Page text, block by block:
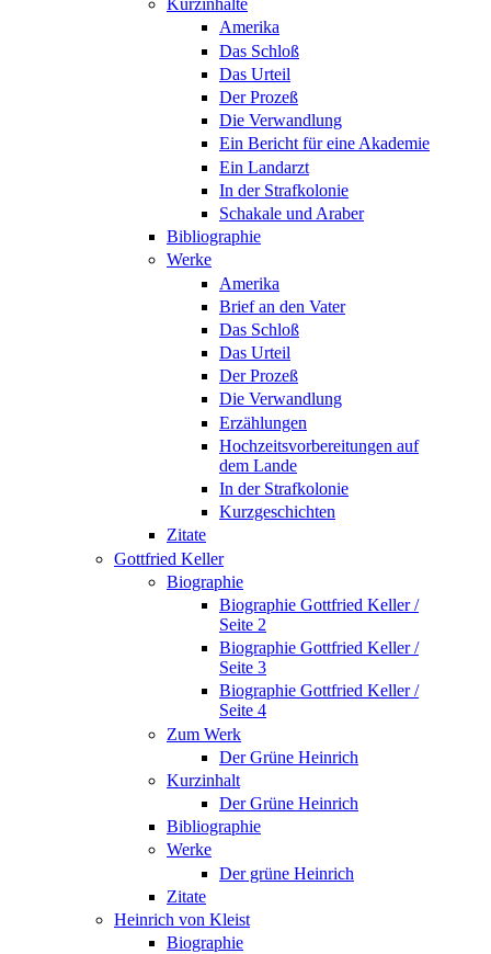
Kurzinhalte
Amerika
Das Schloß
Das Urteil
Der Prozeß
Die Verwandlung
Ein Bericht für eine Akademie
Ein Landarzt
In der Strafkolonie
Schakale und Araber
Bibliographie
Werke
Amerika
Brief an den Vater
Das Schloß
Das Urteil
Der Prozeß
Die Verwandlung
Erzählungen
Hochzeitsvorbereitungen auf
dem Lande
In der Strafkolonie
Kurzgeschichten
Zitate
Gottfried Keller
Biographie
Biographie Gottfried Keller /
Seite 2
Biographie Gottfried Keller /
Seite 3
Biographie Gottfried Keller /
Seite 4
Zum Werk
Der Grüne Heinrich
Kurzinhalt
Der Grüne Heinrich
Bibliographie
Werke
Der grüne Heinrich
Zitate
Heinrich von Kleist
Biographie